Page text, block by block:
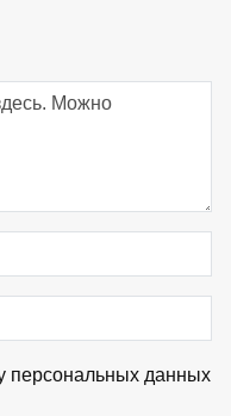
персональных данных